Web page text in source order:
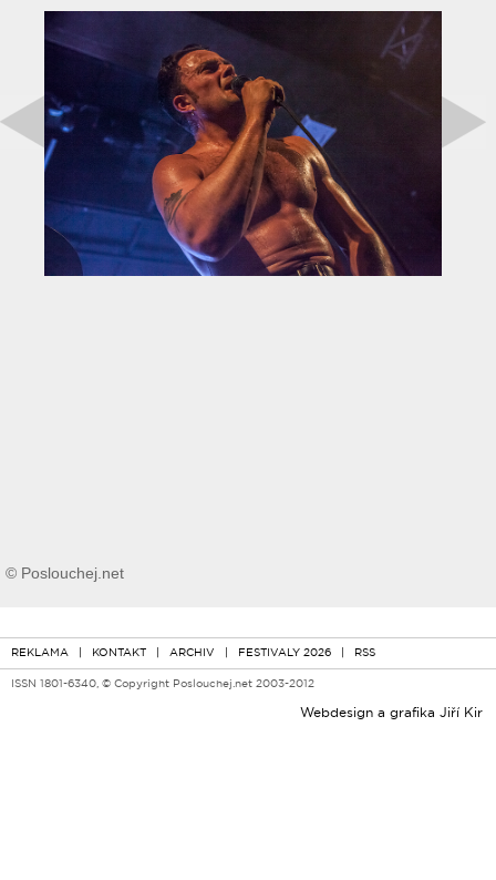
© Poslouchej.net
REKLAMA | KONTAKT | ARCHIV | FESTIVALY 2026 | RSS
ISSN 1801-6340, © Copyright Poslouchej.net 2003-2012
Webdesign a grafika Jiří Kir